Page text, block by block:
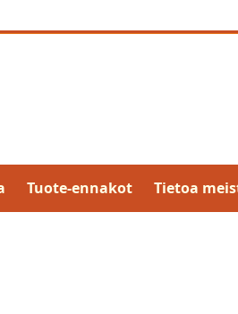
Tuote-ennakot Tietoa